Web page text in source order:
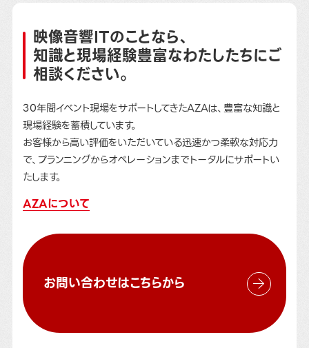
映像音響ITのことなら、
知識と現場経験豊富なわたしたちにご
相談ください。
30年間イベント現場をサポートしてきたAZAは、豊富な知識と
現場経験を蓄積しています。
お客様から高い評価をいただいている迅速かつ柔軟な対応力
で、プランニングからオペレーションまでトータルにサポートい
たします。
AZAについて
お問い合わせはこちらから